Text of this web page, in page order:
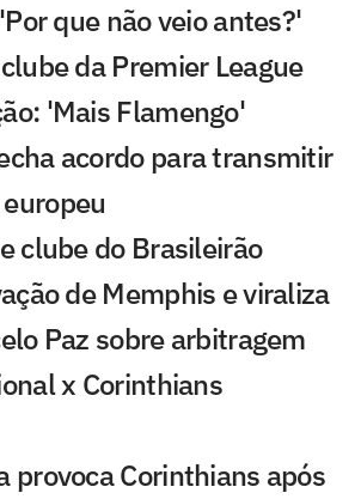
que não veio antes?'
da Premier League
'Mais Flamengo'
acordo para transmitir
clube do Brasileirão
de Memphis e viraliza
Paz sobre arbitragem
x Corinthians
provoca Corinthians após